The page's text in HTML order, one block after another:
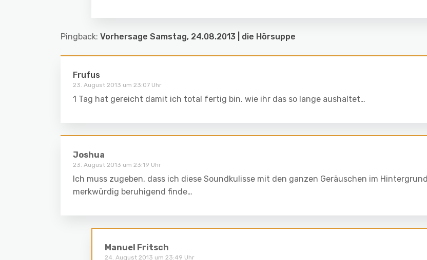
Pingback: Vorhersage Samstag, 24.08.2013 | die Hörsuppe
Frufus
23. August 2013 um 23:07 Uhr
1 Tag hat gereicht damit ich total fertig bin. wie ihr das so lange aushaltet…
Joshua
23. August 2013 um 23:19 Uhr
Ich muss zugeben, dass ich diese Soundkulisse mit den ganzen Geräuschen im Hintergrund
merkwürdig beruhigend finde…
Manuel Fritsch
24. August 2013 um 23:49 Uhr